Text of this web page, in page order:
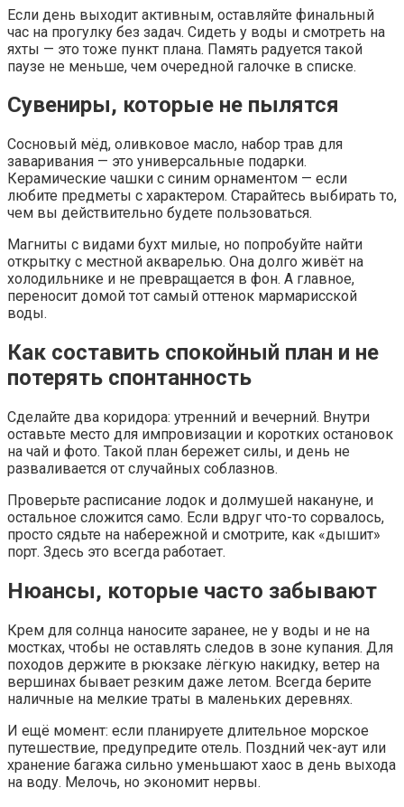
Если день выходит активным, оставляйте финальный
час на прогулку без задач. Сидеть у воды и смотреть на
яхты — это тоже пункт плана. Память радуется такой
паузе не меньше, чем очередной галочке в списке.
Сувениры, которые не пылятся
Сосновый мёд, оливковое масло, набор трав для
заваривания — это универсальные подарки.
Керамические чашки с синим орнаментом — если
любите предметы с характером. Старайтесь выбирать то,
чем вы действительно будете пользоваться.
Магниты с видами бухт милые, но попробуйте найти
открытку с местной акварелью. Она долго живёт на
холодильнике и не превращается в фон. А главное,
переносит домой тот самый оттенок мармарисской
воды.
Как составить спокойный план и не
потерять спонтанность
Сделайте два коридора: утренний и вечерний. Внутри
оставьте место для импровизации и коротких остановок
на чай и фото. Такой план бережет силы, и день не
разваливается от случайных соблазнов.
Проверьте расписание лодок и долмушей накануне, и
остальное сложится само. Если вдруг что-то сорвалось,
просто сядьте на набережной и смотрите, как «дышит»
порт. Здесь это всегда работает.
Нюансы, которые часто забывают
Крем для солнца наносите заранее, не у воды и не на
мостках, чтобы не оставлять следов в зоне купания. Для
походов держите в рюкзаке лёгкую накидку, ветер на
вершинах бывает резким даже летом. Всегда берите
наличные на мелкие траты в маленьких деревнях.
И ещё момент: если планируете длительное морское
путешествие, предупредите отель. Поздний чек-аут или
хранение багажа сильно уменьшают хаос в день выхода
на воду. Мелочь, но экономит нервы.